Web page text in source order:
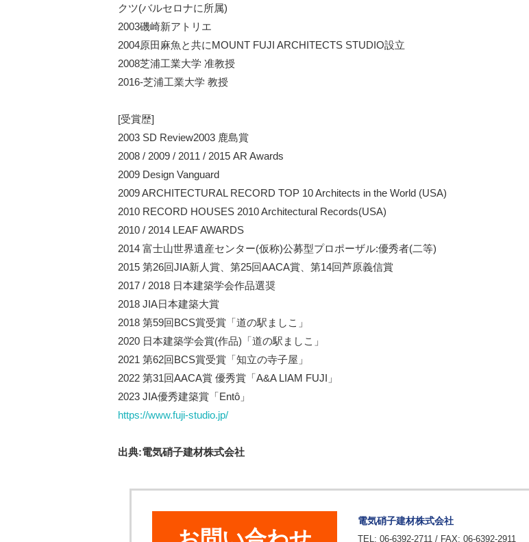
クツ(バルセロナに所属)
2003磯崎新アトリエ
2004原⽥⿇⿂と共にMOUNT FUJI ARCHITECTS STUDIO設⽴
2008芝浦⼯業⼤学 准教授
2016-芝浦⼯業⼤学 教授
[受賞歴]
2003 SD Review2003 ⿅島賞
2008 / 2009 / 2011 / 2015 AR Awards
2009 Design Vanguard
2009 ARCHITECTURAL RECORD TOP 10 Architects in the World (USA)
2010 RECORD HOUSES 2010 Architectural Records(USA)
2010 / 2014 LEAF AWARDS
2014 富⼠⼭世界遺産センター(仮称)公募型プロポーザル:優秀者(⼆等)
2015 第26回JIA新⼈賞、第25回AACA賞、第14回芦原義信賞
2017 / 2018 ⽇本建築学会作品選奨
2018 JIA⽇本建築⼤賞
2018 第59回BCS賞受賞「道の駅ましこ」
2020 ⽇本建築学会賞(作品)「道の駅ましこ」
2021 第62回BCS賞受賞「知⽴の寺⼦屋」
2022 第31回AACA賞 優秀賞「A&A LIAM FUJI」
2023 JIA優秀建築賞「Entô」
https://www.fuji-studio.jp/
出典:電気硝子建材株式会社
電気硝子建材株式会社
TEL: 06-6392-2711 / FAX: 06-6392-2911